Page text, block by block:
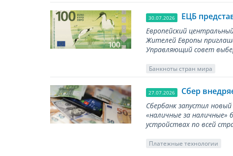
30.07.2026 ЕЦБ
Европейский
Жителей Европы
Управляющий совет
Банкноты стран мира
27.07.2026 Сбер
Сбербанк запустил
«наличные за наличные»
устройствах по всей
Платежные технологии